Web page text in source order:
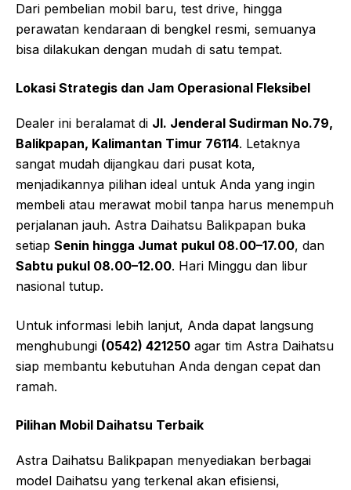
Dari pembelian mobil baru, test drive, hingga
perawatan kendaraan di bengkel resmi, semuanya
bisa dilakukan dengan mudah di satu tempat.
Lokasi Strategis dan Jam Operasional Fleksibel
Dealer ini beralamat di Jl. Jenderal Sudirman No.79,
Balikpapan, Kalimantan Timur 76114. Letaknya
sangat mudah dijangkau dari pusat kota,
menjadikannya pilihan ideal untuk Anda yang ingin
membeli atau merawat mobil tanpa harus menempuh
perjalanan jauh. Astra Daihatsu Balikpapan buka
setiap Senin hingga Jumat pukul 08.00–17.00, dan
Sabtu pukul 08.00–12.00. Hari Minggu dan libur
nasional tutup.
Untuk informasi lebih lanjut, Anda dapat langsung
menghubungi (0542) 421250 agar tim Astra Daihatsu
siap membantu kebutuhan Anda dengan cepat dan
ramah.
Pilihan Mobil Daihatsu Terbaik
Astra Daihatsu Balikpapan menyediakan berbagai
model Daihatsu yang terkenal akan efisiensi,